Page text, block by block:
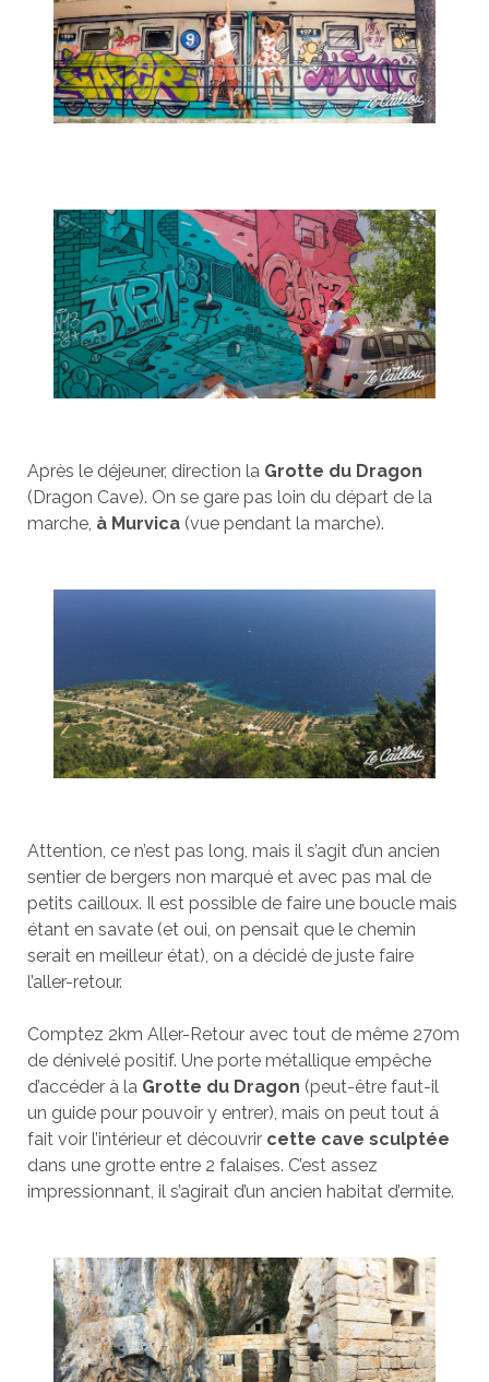
Après le déjeuner, direction la Grotte du Dragon
(Dragon Cave). On se gare pas loin du départ de la
marche, à Murvica (vue pendant la marche).
Attention, ce n’est pas long, mais il s’agit d’un ancien
sentier de bergers non marqué et avec pas mal de
petits cailloux. Il est possible de faire une boucle mais
étant en savate (et oui, on pensait que le chemin
serait en meilleur état), on a décidé de juste faire
l’aller-retour.
Comptez 2km Aller-Retour avec tout de même 270m
de dénivelé positif. Une porte métallique empêche
d’accéder à la Grotte du Dragon (peut-être faut-il
un guide pour pouvoir y entrer), mais on peut tout à
fait voir l’intérieur et découvrir cette cave sculptée
dans une grotte entre 2 falaises. C’est assez
impressionnant, il s’agirait d’un ancien habitat d’ermite.